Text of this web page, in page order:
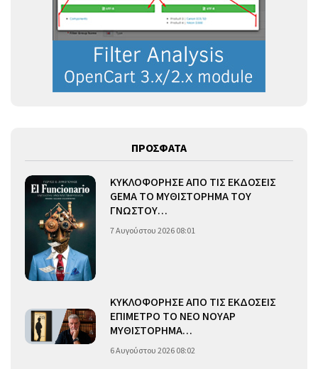
ΠΡΟΣΦΑΤΑ
ΚΥΚΛΟΦΟΡΗΣΕ ΑΠΟ ΤΙΣ ΕΚΔΟΣΕΙΣ
GEMA ΤΟ ΜΥΘΙΣΤΟΡΗΜΑ ΤΟΥ
ΓΝΩΣΤΟΥ…
7 Αυγούστου 2026 08:01
ΚΥΚΛΟΦΟΡΗΣΕ ΑΠΟ ΤΙΣ ΕΚΔΟΣΕΙΣ
ΕΠΙΜΕΤΡΟ ΤΟ ΝΕΟ ΝΟΥΑΡ
ΜΥΘΙΣΤΟΡΗΜΑ…
6 Αυγούστου 2026 08:02